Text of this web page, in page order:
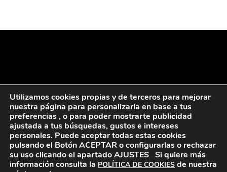
Utilizamos cookies propias y de terceros para mejorar
nuestra página para personalizarla en base a tus
preferencias , o para poder mostrarte publicidad
ajustada a tus búsquedas, gustos e intereses
personales. Puede aceptar todas estas cookies
pulsando el Botón ACEPTARo configurarlas o rechazar
su uso clicando el apartado AJUSTES Si quiere más
información consulta la POLÍTICA DE COOKIES de nuestra